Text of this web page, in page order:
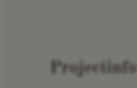
Projectinfo